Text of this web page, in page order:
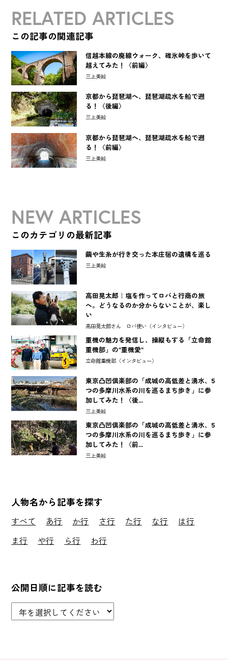
RELATED ARTICLES
この記事の関連記事
信越本線の廃線ウォーク、碓氷峠を歩いて
越えてみた！〈前編〉
三上美絵
京都から琵琶湖へ、琵琶湖疏水を船で遡
る！〈後編〉
三上美絵
京都から琵琶湖へ、琵琶湖疏水を船で遡
る！〈前編〉
三上美絵
NEW ARTICLES
このカテゴリの最新記事
繭や生糸が行き交った本庄宿の遺構を巡る
三上美絵
高田晃太郎｜塩を作ってロバと行商の旅
へ。どうなるのか分からないことが、楽し
い
高田晃太郎さん ロバ使い〈インタビュー〉
重機の魅力を発信し、操縦もする「立命館
重機部」の"重機愛"
立命館重機部〈インタビュー〉
東京凸凹倶楽部の「成城の高低差と湧水、5
つの多摩川水系の川を巡るまち歩き」に参
加してみた！〈後...
三上美絵
東京凸凹倶楽部の「成城の高低差と湧水、5
つの多摩川水系の川を巡るまち歩き」に参
加してみた！〈前...
三上美絵
人物名から記事を探す
すべて あ行 か行 さ行 た行 な行
は行
ま行
や行 ら行 わ行
公開日順に記事を読む